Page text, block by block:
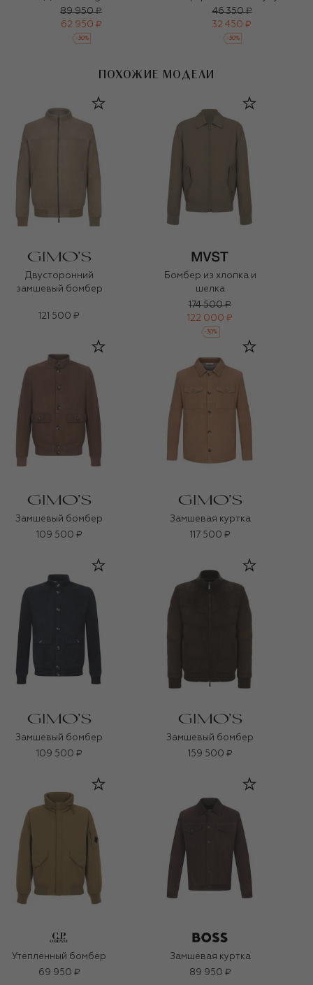
89 950 ₽
62 950 ₽
-30%
46 350 ₽
32 450 ₽
-30%
ПОХОЖИЕ МОДЕЛИ
Двусторонний
замшевый бомбер
121 500 ₽
Бомбер из хлопка и
шелка
174 500 ₽
122 000 ₽
-30%
Замшевый бомбер
109 500 ₽
Замшевая куртка
117 500 ₽
Замшевый бомбер
109 500 ₽
Замшевый бомбер
159 500 ₽
Утепленный бомбер
69 950 ₽
Замшевая куртка
89 950 ₽